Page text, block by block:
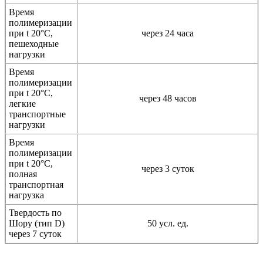
Время
полимеризации
при t 20°C,
пешеходные
нагрузки
через 24 часа
Время
полимеризации
при t 20°C,
легкие
транспортные
нагрузки
через 48 часов
Время
полимеризации
при t 20°C,
полная
транспортная
нагрузка
через 3 суток
Твердость по
Шору (тип D)
через 7 суток
50 усл. ед.